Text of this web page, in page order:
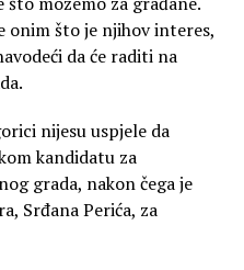
onim što je njihov interes,
da će raditi na
nijesu uspjele da
kandidatu za
grada, nakon čega je
Srđana Perića, za